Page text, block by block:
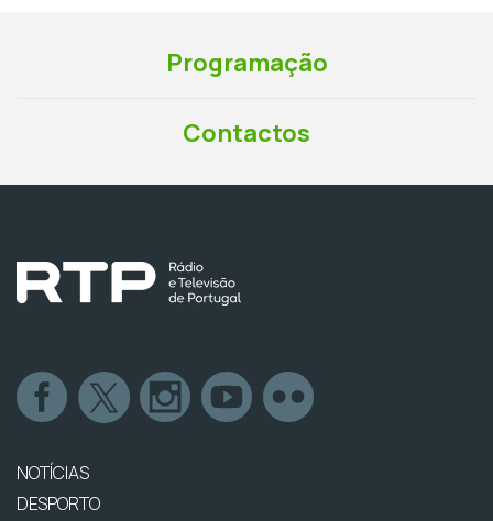
Programação
Contactos
NOTÍCIAS
DESPORTO